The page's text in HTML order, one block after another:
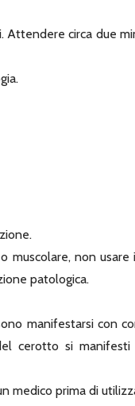
circa due
muscolare, non
patologica.
manifestarsi con
cerotto si manifesti
medico prima di